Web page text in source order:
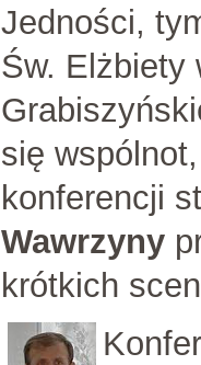
Jedności,
Św. Elżbiety
się
konferencji
Wawrzyny
krótkich